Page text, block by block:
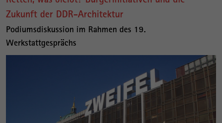
Zukunft der DDR-Architektur
Podiumsdiskussion im Rahmen des 19.
Werkstattgesprächs